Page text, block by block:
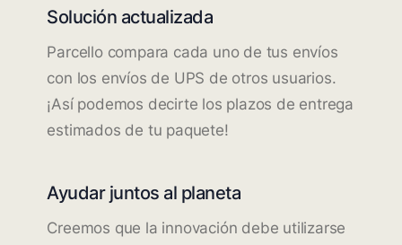
Solución actualizada
Parcello compara cada uno de tus envíos
con los envíos de UPS de otros usuarios.
¡Así podemos decirte los plazos de entrega
estimados de tu paquete!
Ayudar juntos al planeta
Creemos que la innovación debe utilizarse